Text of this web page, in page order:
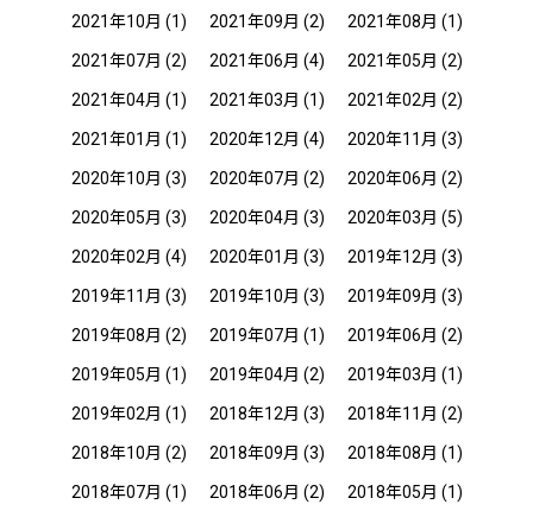
2021年10月 (1) 2021年09月 (2) 2021年08月 (1)
2021年07月 (2) 2021年06月 (4) 2021年05月 (2)
2021年04月 (1) 2021年03月 (1) 2021年02月 (2)
2021年01月 (1) 2020年12月 (4) 2020年11月 (3)
2020年10月 (3) 2020年07月 (2) 2020年06月 (2)
2020年05月 (3) 2020年04月 (3) 2020年03月 (5)
2020年02月 (4) 2020年01月 (3) 2019年12月 (3)
2019年11月 (3) 2019年10月 (3) 2019年09月 (3)
2019年08月 (2) 2019年07月 (1) 2019年06月 (2)
2019年05月 (1) 2019年04月 (2) 2019年03月 (1)
2019年02月 (1) 2018年12月 (3) 2018年11月 (2)
2018年10月 (2) 2018年09月 (3) 2018年08月 (1)
2018年07月 (1) 2018年06月 (2) 2018年05月 (1)